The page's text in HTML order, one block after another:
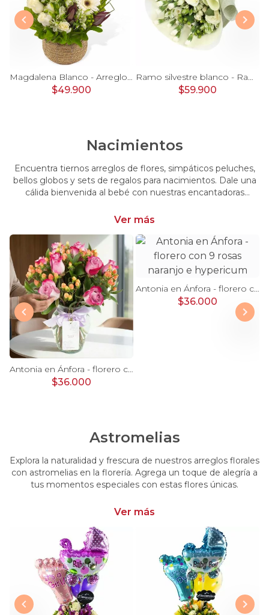
Magdalena Blanco - Arreglo floral con rosas, gerbera y astromelias blancas
$49.900
Ramo silvestre blanco - Ramo de flores circular con rosas blancas, claveles blancos, astromelias e hypericum verde
$59.900
Nacimientos
Encuentra tiernos arreglos de flores, simpáticos peluches,
bellos globos y sets de regalos para nacimientos. Dale una
cálida bienvenida al bebé con nuestras encantadoras
especial.
Ver más
Antonia en Ánfora - florero con 9 rosas lila e hypericum
$36.000
Antonia en Ánfora - florero con 9 rosas naranjo e hypericum
$36.000
Astromelias
Explora la naturalidad y frescura de nuestros arreglos florales
con astromelias en la florería. Agrega un toque de alegría a
tus momentos especiales con estas flores únicas.
Ver más